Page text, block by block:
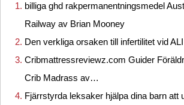
billiga ghd rakpermanentningsmedel
Railway av Brian Mooney
Den verkliga orsaken till infertilitet vid
Cribmattressreviewz.com Guider
Crib Madrass av…
Fjärrstyrda leksaker hjälpa dina barn att